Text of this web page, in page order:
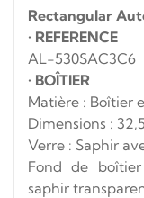
Rectangular
• REFERENCE
AL-530SAC3C6
• BOÎTIER
Matière : Boîtier
Dimensions :
Verre : Saphir
Fond de
saphir